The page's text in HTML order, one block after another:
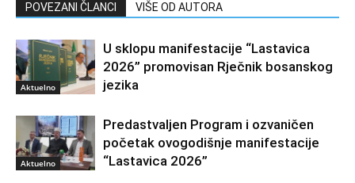
POVEZANI ČLANCI VIŠE OD AUTORA
Aktuelno
U sklopu manifestacije “Lastavica
2026” promovisan Rječnik bosanskog
jezika
Aktuelno
Predastvaljen Program i ozvaničen
početak ovogodišnje manifestacije
“Lastavica 2026”